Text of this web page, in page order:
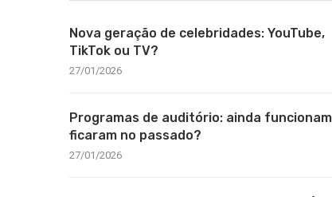
Nova geração de celebridades: YouTube,
TikTok ou TV?
27/01/2026
Programas de auditório: ainda
ficaram no passado?
27/01/2026